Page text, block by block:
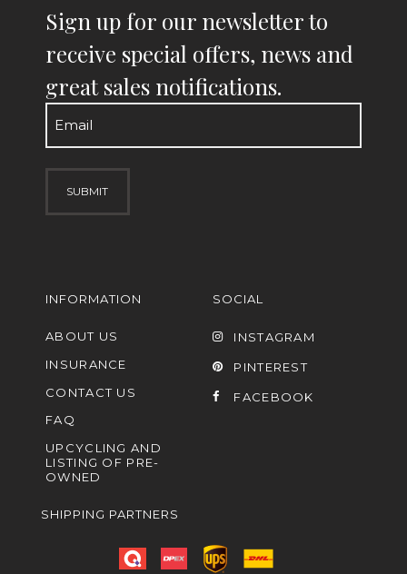
Sign up for our newsletter to
receive special offers, news and
great sales notifications.
Email
(Required)
INFORMATION
ABOUT US
INSURANCE
CONTACT US
FAQ
UPCYCLING AND
LISTING OF PRE-
OWNED
SOCIAL
INSTAGRAM
PINTEREST
FACEBOOK
SHIPPING PARTNERS